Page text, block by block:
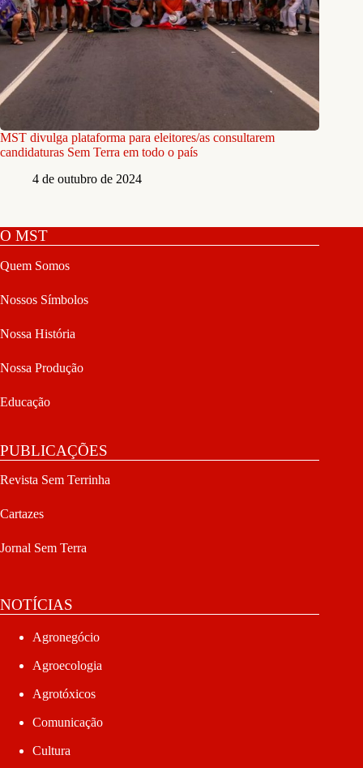
MST divulga plataforma para eleitores/as consultarem
candidaturas Sem Terra em todo o país
4 de outubro de 2024
O MST
Quem Somos
Nossos Símbolos
Nossa História
Nossa Produção
Educação
PUBLICAÇÕES
Revista Sem Terrinha
Cartazes
Jornal Sem Terra
NOTÍCIAS
Agronegócio
Agroecologia
Agrotóxicos
Comunicação
Cultura